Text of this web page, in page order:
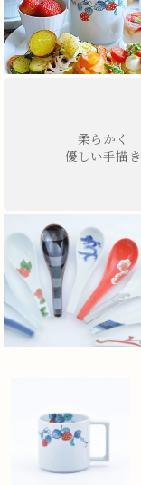
柔らかく
優しい手描き